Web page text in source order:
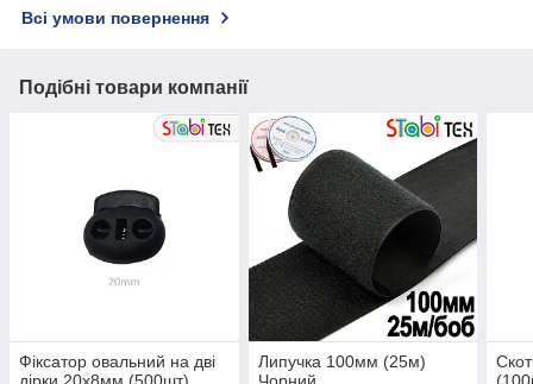
Всі умови повернення
Подібні товари компанії
Фіксатор овальний на дві
Липучка 100мм (25м)